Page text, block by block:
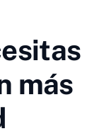
más